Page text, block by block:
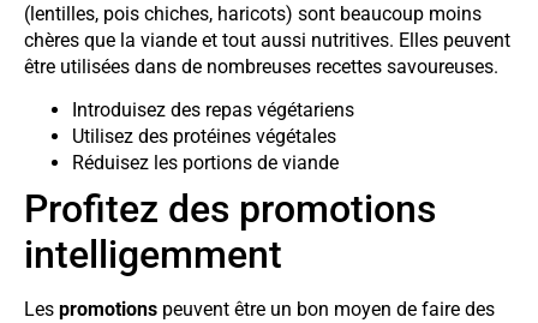
(lentilles, pois chiches, haricots) sont beaucoup moins
chères que la viande et tout aussi nutritives. Elles peuvent
être utilisées dans de nombreuses recettes savoureuses.
Introduisez des repas végétariens
Utilisez des protéines végétales
Réduisez les portions de viande
Profitez des promotions
intelligemment
Les promotions peuvent être un bon moyen de faire des